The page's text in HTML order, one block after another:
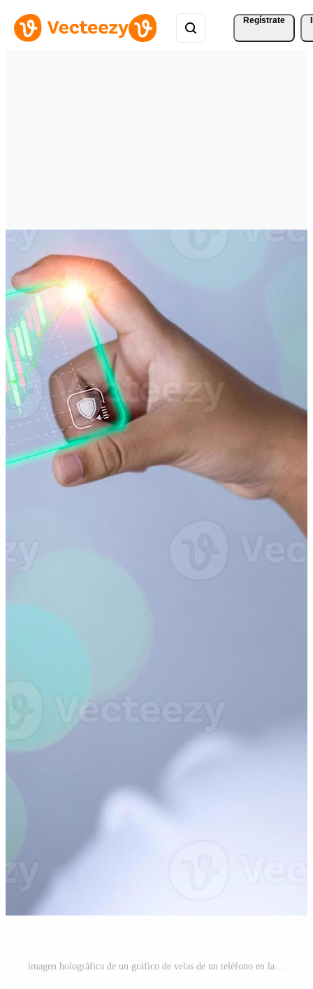
Regístrate
imagen holográfica de un gráfico de velas de un teléfono en la mano de una persona. ofrecer concepto comercial, ideas de inversión Foto Pro